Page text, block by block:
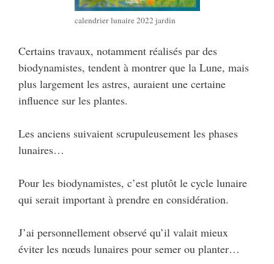
calendrier lunaire 2022 jardin
Certains travaux, notamment réalisés par des
biodynamistes, tendent à montrer que la Lune, mais
plus largement les astres, auraient une certaine
influence sur les plantes.
Les anciens suivaient scrupuleusement les phases
lunaires…
Pour les biodynamistes, c’est plutôt le cycle lunaire
qui serait important à prendre en considération.
J’ai personnellement observé qu’il valait mieux
éviter les nœuds lunaires pour semer ou planter…